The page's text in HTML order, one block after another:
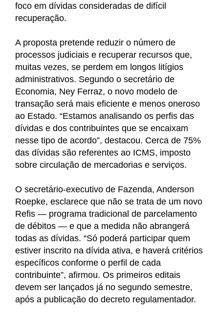
foco em dívidas consideradas de difícil
recuperação.
A proposta pretende reduzir o número de
processos judiciais e recuperar recursos que,
muitas vezes, se perdem em longos litígios
administrativos. Segundo o secretário de
Economia, Ney Ferraz, o novo modelo de
transação será mais eficiente e menos oneroso
ao Estado. “Estamos analisando os perfis das
dívidas e dos contribuintes que se encaixam
nesse tipo de acordo”, destacou. Cerca de 75%
das dívidas são referentes ao ICMS, imposto
sobre circulação de mercadorias e serviços.
O secretário-executivo de Fazenda, Anderson
Roepke, esclarece que não se trata de um novo
Refis — programa tradicional de parcelamento
de débitos — e que a medida não abrangerá
todas as dívidas. “Só poderá participar quem
estiver inscrito na dívida ativa, e haverá critérios
específicos conforme o perfil de cada
contribuinte”, afirmou. Os primeiros editais
devem ser lançados já no segundo semestre,
após a publicação do decreto regulamentador.